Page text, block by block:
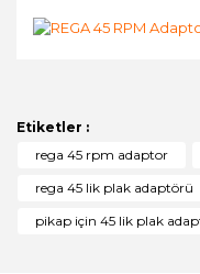
Ürün
Ürün bilgilerinde
Etiketler :
rega 45 rpm adaptor
rega 45 lik plak adaptörü
pikap için 45 lik plak